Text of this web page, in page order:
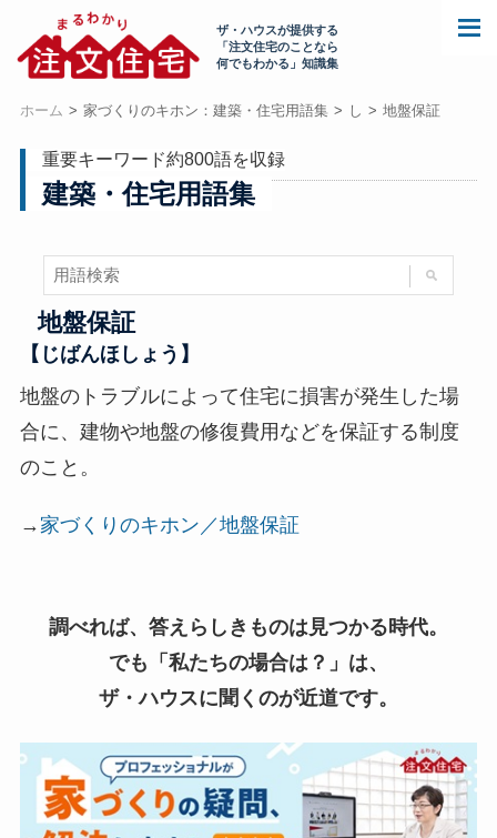
ザ・ハウスが提供する
「注文住宅のことなら
何でもわかる」知識集
ホーム 家づくりのキホン：建築・住宅用語集 し 地盤保証
重要キーワード約800語を収録
建築・住宅用語集
地盤保証
【じばんほしょう】
地盤のトラブルによって住宅に損害が発生した場
合に、建物や地盤の修復費用などを保証する制度
のこと。
→ 家づくりのキホン／地盤保証
調べれば、答えらしきものは見つかる時代。
でも「私たちの場合は？」は、
ザ・ハウスに聞くのが近道です。